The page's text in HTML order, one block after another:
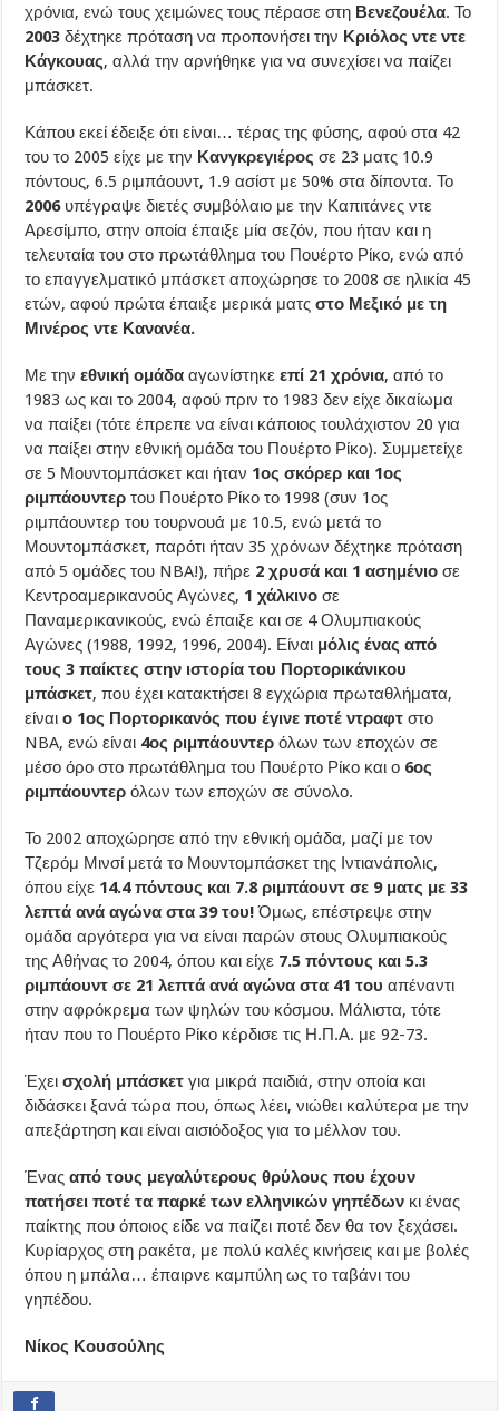
χρόνια, ενώ τους χειμώνες τους πέρασε στη Βενεζουέλα. Το
2003δέχτηκε πρόταση να προπονήσει την Κριόλος ντε ντε
Κάγκουας, αλλά την αρνήθηκε για να συνεχίσει να παίζει
μπάσκετ.
Κάπου εκεί έδειξε ότι είναι… τέρας της φύσης, αφού στα 42
του το 2005 είχε με την Κανγκρεγιέροςσε 23 ματς 10.9
πόντους, 6.5 ριμπάουντ, 1.9 ασίστ με 50% στα δίποντα. Το
2006 υπέγραψε διετές συμβόλαιο με την Καπιτάνες ντε
Αρεσίμπο, στην οποία έπαιξε μία σεζόν, που ήταν και η
τελευταία του στο πρωτάθλημα του Πουέρτο Ρίκο, ενώ από
το επαγγελματικό μπάσκετ αποχώρησε το 2008 σε ηλικία 45
ετών, αφού πρώτα έπαιξε μερικά ματςστο Μεξικό με τη
Μινέρος ντε Κανανέα.
Με τηνεθνική ομάδααγωνίστηκε επί 21 χρόνια, από το
1983 ως και το 2004, αφού πριν το 1983 δεν είχε δικαίωμα
να παίξει (τότε έπρεπε να είναι κάποιος τουλάχιστον 20 για
να παίξει στην εθνική ομάδα του Πουέρτο Ρίκο). Συμμετείχε
σε 5 Μουντομπάσκετ και ήταν 1ος σκόρερ και 1ος
ριμπάουντερ του Πουέρτο Ρίκο το 1998 (συν 1ος
ριμπάουντερ του τουρνουά με 10.5, ενώ μετά το
Μουντομπάσκετ, παρότι ήταν 35 χρόνων δέχτηκε πρόταση
από 5 ομάδες του NBA!), πήρε 2 χρυσά και 1 ασημένιοσε
Κεντροαμερικανούς Αγώνες, 1 χάλκινο σε
Παναμερικανικούς, ενώ έπαιξε και σε 4 Ολυμπιακούς
Αγώνες (1988, 1992, 1996, 2004). Είναι μόλις ένας από
τους 3 παίκτες στην ιστορία του Πορτορικάνικου
μπάσκετ, που έχει κατακτήσει 8 εγχώρια πρωταθλήματα,
είναι ο 1ος Πορτορικανός που έγινε ποτέ ντραφτστο
NBA, ενώ είναι 4ος ριμπάουντερόλων των εποχών σε
μέσο όρο στο πρωτάθλημα του Πουέρτο Ρίκο και ο 6ος
ριμπάουντερ όλων των εποχών σε σύνολο.
Το 2002 αποχώρησε από την εθνική ομάδα, μαζί με τον
Τζερόμ Μινσί μετά το Μουντομπάσκετ της Ιντιανάπολις,
όπου είχε 14.4 πόντους και 7.8 ριμπάουντ σε 9 ματς με 33
λεπτά ανά αγώνα στα 39 του!Όμως, επέστρεψε στην
ομάδα αργότερα για να είναι παρών στους Ολυμπιακούς
της Αθήνας το 2004, όπου και είχε 7.5 πόντους και 5.3
ριμπάουντ σε 21 λεπτά ανά αγώνα στα 41 τουαπέναντι
στην αφρόκρεμα των ψηλών του κόσμου. Μάλιστα, τότε
ήταν που το Πουέρτο Ρίκο κέρδισε τις Η.Π.Α. με 92-73.
Έχεισχολή μπάσκετγια μικρά παιδιά, στην οποία και
διδάσκει ξανά τώρα που, όπως λέει, νιώθει καλύτερα με την
απεξάρτηση και είναι αισιόδοξος για το μέλλον του.
Έναςαπό τους μεγαλύτερους θρύλους που έχουν
πατήσει ποτέ τα παρκέ των ελληνικών γηπέδων κι ένας
παίκτης που όποιος είδε να παίζει ποτέ δεν θα τον ξεχάσει.
Κυρίαρχος στη ρακέτα, με πολύ καλές κινήσεις και με βολές
όπου η μπάλα… έπαιρνε καμπύλη ως το ταβάνι του
γηπέδου.
Νίκος Κουσούλης